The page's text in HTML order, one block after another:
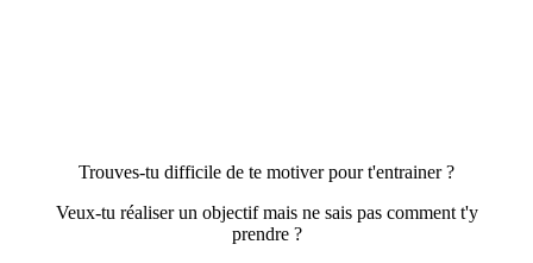
Trouves-tu difficile de te motiver pour t'entrainer ?
Veux-tu réaliser un objectif mais ne sais pas comment t'y
prendre ?